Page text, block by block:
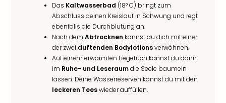
Das Kaltwasserbad (18° C) bringt zum
Abschluss deinen Kreislauf in Schwung und regt
ebenfalls die Durchblutung an.
Nach dem Abtrocknen kannst du dich mit einer
der zwei duftenden Bodylotionsverwöhnen.
Auf einem erwärmten Liegetuch kannst du dann
im Ruhe- und Leseraumdie Seele baumeln
lassen. Deine Wasserreserven kannst du mit den
leckeren Teeswieder auffüllen.